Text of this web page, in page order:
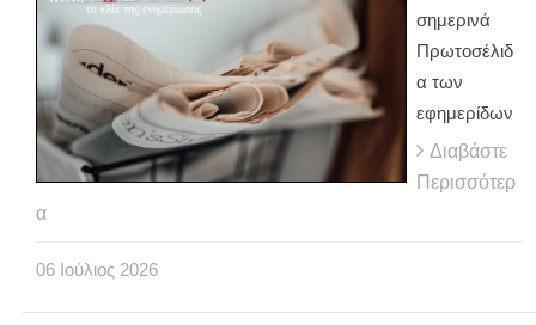
σημερινά
Πρωτοσέλιδ
α των
εφημερίδων
Διαβάστε
Περισσότερ
α
06 Ιούλιος 2026